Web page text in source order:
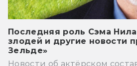
Последняя роль Сэма
злодей и другие новости
Зельде»
Новости об актёрском